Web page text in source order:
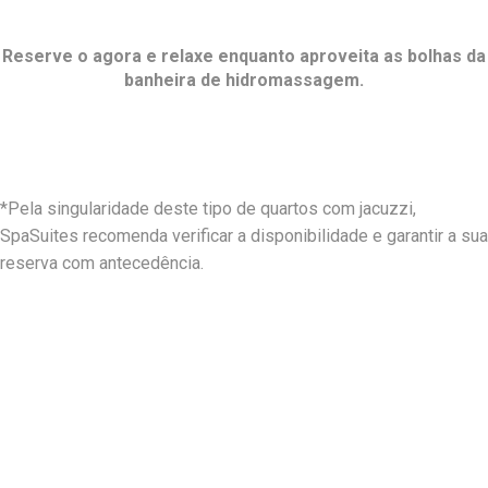
Reserve o agora e relaxe enquanto aproveita as bolhas da
banheira de hidromassagem.
*Pela singularidade deste tipo de quartos com jacuzzi,
SpaSuites recomenda verificar a disponibilidade e garantir a sua
reserva com antecedência.